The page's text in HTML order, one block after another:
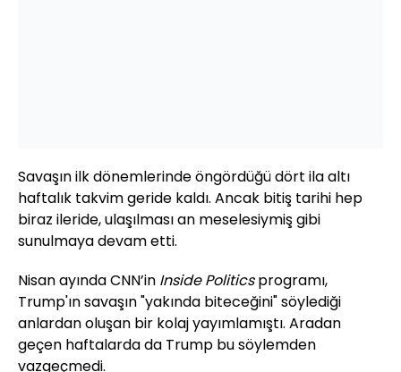
Savaşın ilk dönemlerinde öngördüğü dört ila altı
haftalık takvim geride kaldı. Ancak bitiş tarihi hep
biraz ileride, ulaşılması an meselesiymiş gibi
sunulmaya devam etti.
Nisan ayındaCNN’in Inside Politicsprogramı,
Trump'ın savaşın "yakında biteceğini" söylediği
anlardan oluşan bir kolaj yayımlamıştı. Aradan
geçen haftalarda da Trump bu söylemden
vazgeçmedi.